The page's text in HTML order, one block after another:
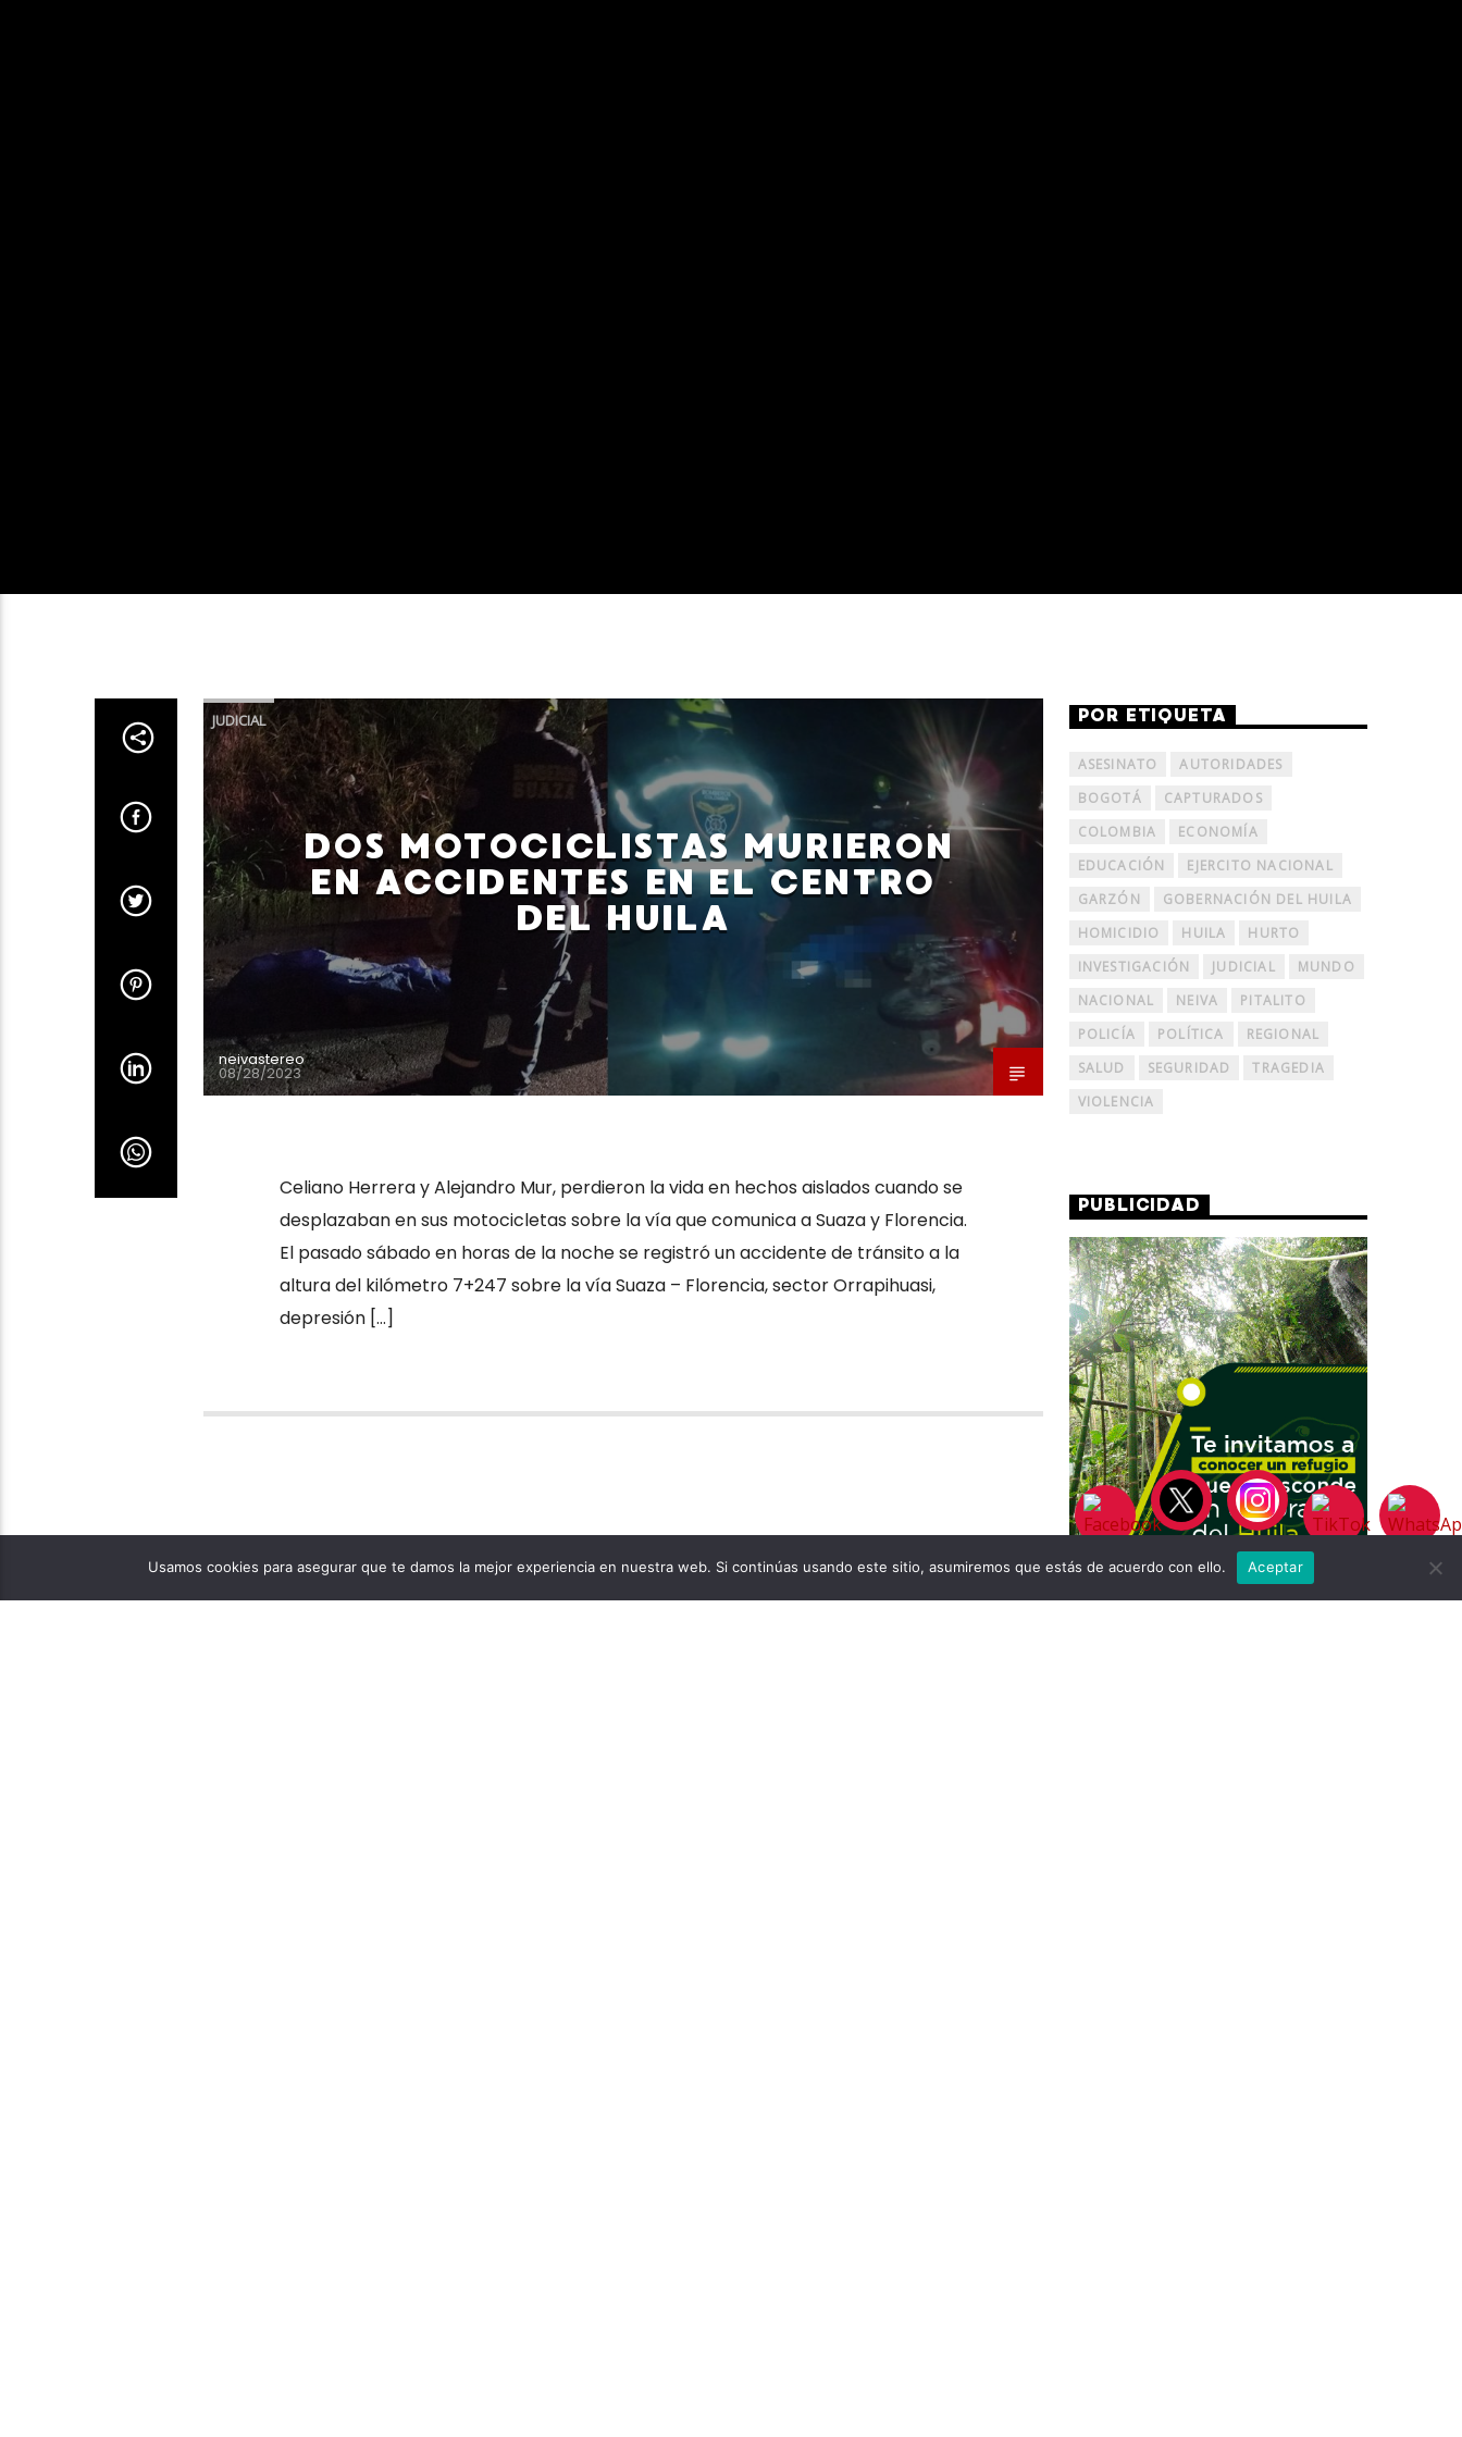
JUDICIAL
DOS MOTOCICLISTAS MURIERON
EN ACCIDENTES EN EL CENTRO
DEL HUILA
neivastereo
08/28/2023
Celiano Herrera y Alejandro Mur, perdieron la vida en hechos aislados cuando se
desplazaban en sus motocicletas sobre la vía que comunica a Suaza y Florencia.
El pasado sábado en horas de la noche se registró un accidente de tránsito a la
altura del kilómetro 7+247 sobre la vía Suaza – Florencia, sector Orrapihuasi,
depresión […]
POR ETIQUETA
ASESINATO
AUTORIDADES
BOGOTÁ
CAPTURADOS
COLOMBIA
ECONOMÍA
EDUCACIÓN
EJERCITO NACIONAL
GARZÓN
GOBERNACIÓN DEL HUILA
HOMICIDIO
HUILA
HURTO
INVESTIGACIÓN
JUDICIAL
MUNDO
NACIONAL
NEIVA
PITALITO
POLICÍA
POLÍTICA
REGIONAL
SALUD
SEGURIDAD
TRAGEDIA
VIOLENCIA
PUBLICIDAD
Usamos cookies para asegurar que te damos la mejor experiencia en nuestra web. Si continúas usando este sitio, asumiremos que estás de acuerdo con ello. Aceptar